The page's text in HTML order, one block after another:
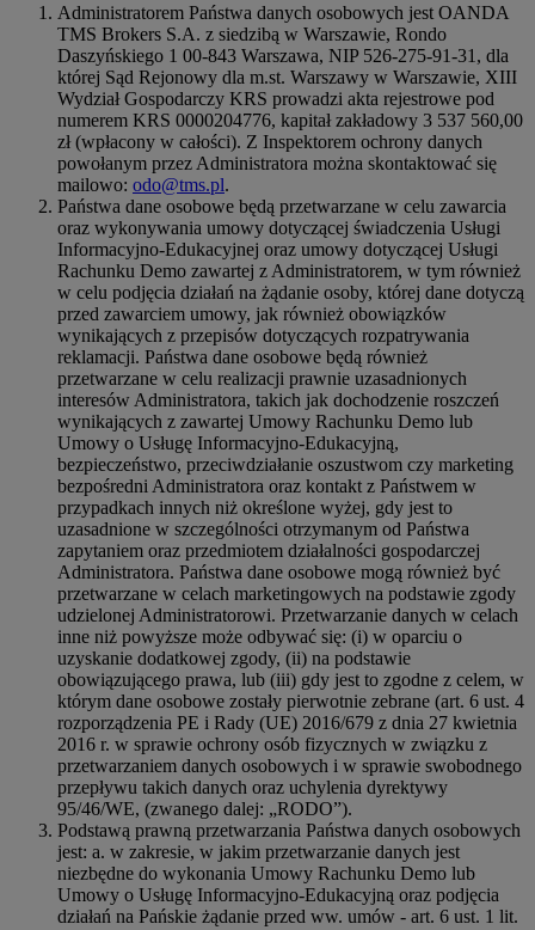
Administratorem Państwa danych osobowych jest OANDA
TMS Brokers S.A. z siedzibą w Warszawie, Rondo
Daszyńskiego 1 00-843 Warszawa, NIP 526-275-91-31, dla
której Sąd Rejonowy dla m.st. Warszawy w Warszawie, XIII
Wydział Gospodarczy KRS prowadzi akta rejestrowe pod
numerem KRS 0000204776, kapitał zakładowy 3 537 560,00
zł (wpłacony w całości). Z Inspektorem ochrony danych
powołanym przez Administratora można skontaktować się
mailowo: odo@tms.pl.
Państwa dane osobowe będą przetwarzane w celu zawarcia
oraz wykonywania umowy dotyczącej świadczenia Usługi
Informacyjno-Edukacyjnej oraz umowy dotyczącej Usługi
Rachunku Demo zawartej z Administratorem, w tym również
w celu podjęcia działań na żądanie osoby, której dane dotyczą
przed zawarciem umowy, jak również obowiązków
wynikających z przepisów dotyczących rozpatrywania
reklamacji. Państwa dane osobowe będą również
przetwarzane w celu realizacji prawnie uzasadnionych
interesów Administratora, takich jak dochodzenie roszczeń
wynikających z zawartej Umowy Rachunku Demo lub
Umowy o Usługę Informacyjno-Edukacyjną,
bezpieczeństwo, przeciwdziałanie oszustwom czy marketing
bezpośredni Administratora oraz kontakt z Państwem w
przypadkach innych niż określone wyżej, gdy jest to
uzasadnione w szczególności otrzymanym od Państwa
zapytaniem oraz przedmiotem działalności gospodarczej
Administratora. Państwa dane osobowe mogą również być
przetwarzane w celach marketingowych na podstawie zgody
udzielonej Administratorowi. Przetwarzanie danych w celach
inne niż powyższe może odbywać się: (i) w oparciu o
uzyskanie dodatkowej zgody, (ii) na podstawie
obowiązującego prawa, lub (iii) gdy jest to zgodne z celem, w
którym dane osobowe zostały pierwotnie zebrane (art. 6 ust. 4
rozporządzenia PE i Rady (UE) 2016/679 z dnia 27 kwietnia
2016 r. w sprawie ochrony osób fizycznych w związku z
przetwarzaniem danych osobowych i w sprawie swobodnego
przepływu takich danych oraz uchylenia dyrektywy
95/46/WE, (zwanego dalej: „RODO”).
Podstawą prawną przetwarzania Państwa danych osobowych
jest: a. w zakresie, w jakim przetwarzanie danych jest
niezbędne do wykonania Umowy Rachunku Demo lub
Umowy o Usługę Informacyjno-Edukacyjną oraz podjęcia
działań na Pańskie żądanie przed ww. umów - art. 6 ust. 1 lit.